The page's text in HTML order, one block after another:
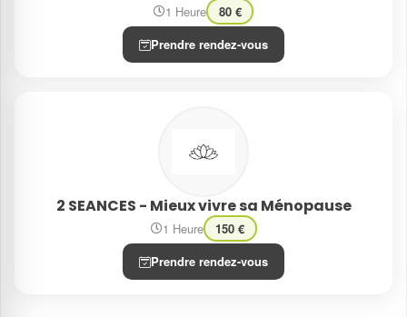
1 Heure
80 €
Prendre rendez-vous
2 SEANCES - Mieux vivre sa Ménopause
1 Heure
150 €
Prendre rendez-vous